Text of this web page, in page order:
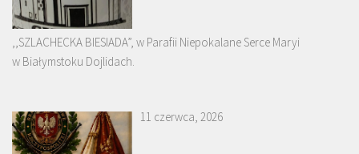
,,SZLACHECKA BIESIADA”, w Parafii Niepokalane Serce Maryi
w Białymstoku Dojlidach.
11 czerwca, 2026